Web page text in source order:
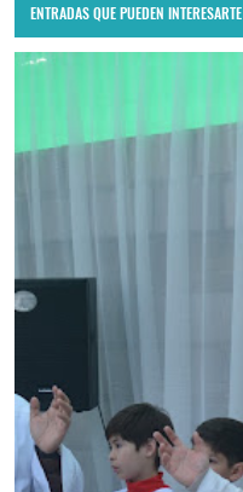
ENTRADAS QUE PUEDEN INTERESARTE